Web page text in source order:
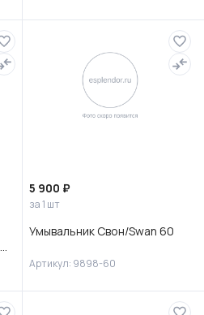
5 900 ₽
за 1 шт
Умывальник Свон/Swan 60
Артикул: 9898-60